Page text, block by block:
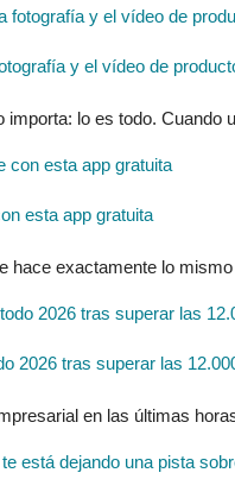
y el vídeo de
lo es todo. Cuando
esta app gratuita
hace exactamente lo
2026 tras superar las
en las últimas